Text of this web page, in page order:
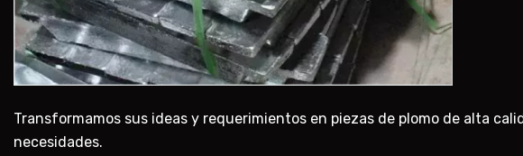
Transformamos sus ideas y requerimientos en piezas de plomo de alta
necesidades.